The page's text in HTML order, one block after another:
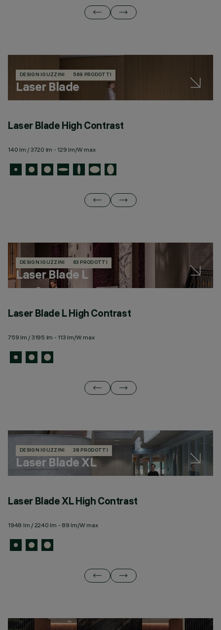
DESIGN IGUZZINI 569 PRODOTTI
Laser Blade
Laser Blade High Contrast
140 lm / 3720 lm - 129 lm/W max
DESIGN IGUZZINI 63 PRODOTTI
Laser Blade L
Laser Blade L High Contrast
759 lm / 3195 lm - 113 lm/W max
DESIGN IGUZZINI 38 PRODOTTI
Laser Blade XL
Laser Blade XL High Contrast
1948 lm / 2240 lm - 89 lm/W max